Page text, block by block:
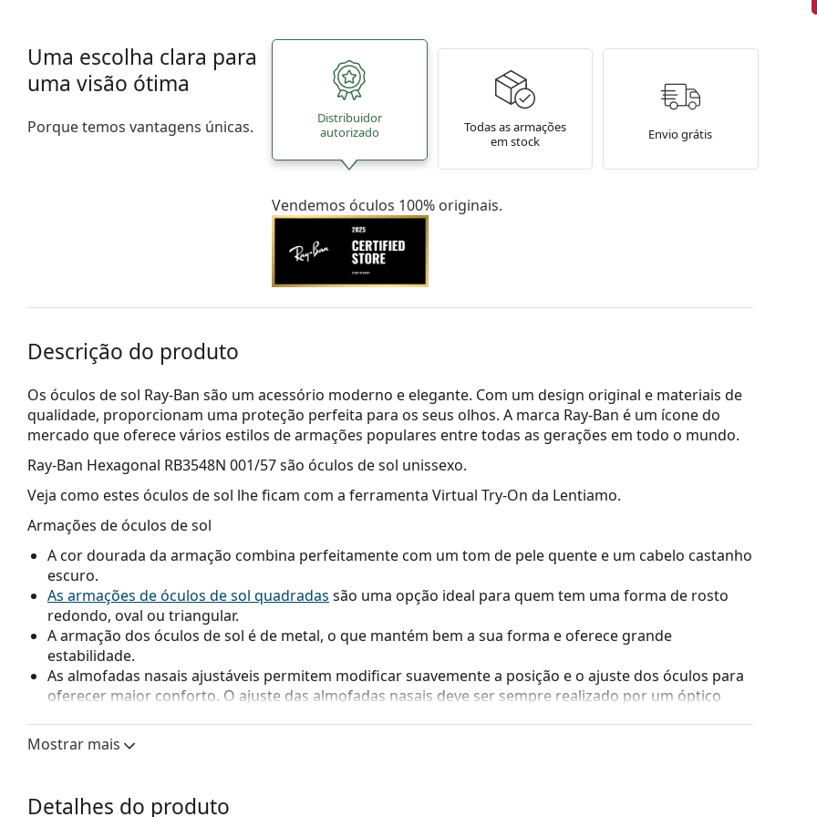
Uma escolha clara para
uma visão ótima
Porque temos vantagens únicas.
Distribuidor
autorizado
Todas as armações
em stock
Envio grátis
Vendemos óculos 100% originais.
Descrição do produto
Os óculos de sol Ray-Ban são um acessório moderno e elegante. Com um design original e materiais de
qualidade, proporcionam uma proteção perfeita para os seus olhos. A marca Ray-Ban é um ícone do
mercado que oferece vários estilos de armações populares entre todas as gerações em todo o mundo.
Ray-Ban Hexagonal RB3548N 001/57são óculos de sol unissexo.
Veja como estes óculos de sol lhe ficam com a ferramenta Virtual Try-On da Lentiamo.
Armações de óculos de sol
A cor dourada da armação combina perfeitamente com um tom de pele quente e um cabelo castanho
escuro.
As armações de óculos de sol quadradas são uma opção ideal para quem tem uma forma de rosto
redondo, oval ou triangular.
A armação dos óculos de sol é de metal, o que mantém bem a sua forma e oferece grande
estabilidade.
As almofadas nasais ajustáveis permitem modificar suavemente a posição e o ajuste dos óculos para
oferecer maior conforto. O ajuste das almofadas nasais deve ser sempre realizado por um óptico
Lentes de óculos de sol
clara. São versáteis e estão recomendadas para pessoas com miopia.
Mostrar mais
Detalhes do produto